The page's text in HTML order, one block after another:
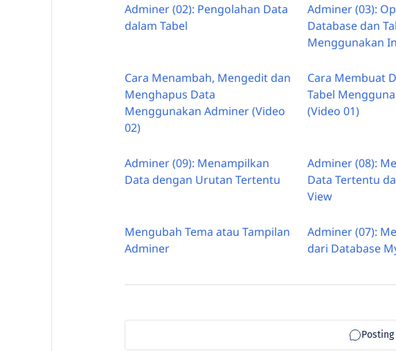
Adminer (02): Pengolahan Data
dalam Tabel
Adminer (03):
Database dan
Menggunakan
Cara Menambah, Mengedit dan
Menghapus Data
Menggunakan Adminer (Video
02)
Cara Membuat
Tabel
(Video 01)
Adminer (09): Menampilkan
Data dengan Urutan Tertentu
Adminer (08):
Data Tertentu
View
Mengubah Tema atau Tampilan
Adminer
Adminer (07):
dari Database